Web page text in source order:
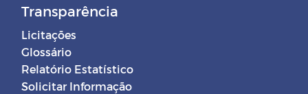
Transparência
Licitações
Glossário
Relatório Estatístico
Solicitar Informação